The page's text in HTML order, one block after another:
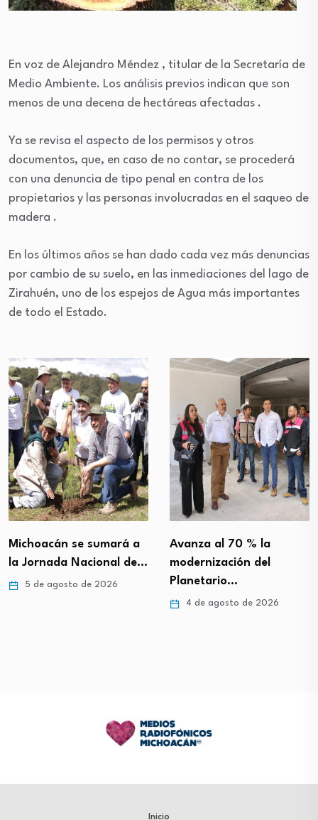
En voz de Alejandro Méndez , titular de la Secretaría de
Medio Ambiente. Los análisis previos indican que son
menos de una decena de hectáreas afectadas .
Ya se revisa el aspecto de los permisos y otros
documentos, que, en caso de no contar, se procederá
con una denuncia de tipo penal en contra de los
propietarios y las personas involucradas en el saqueo de
madera .
En los últimos años se han dado cada vez más denuncias
por cambio de su suelo, en las inmediaciones del lago de
Zirahuén, uno de los espejos de Agua más importantes
de todo el Estado.
Michoacán se sumará a
la Jornada Nacional de…
5 de agosto de 2026
Avanza al 70 % la
modernización del
Planetario…
4 de agosto de 2026
Inicio